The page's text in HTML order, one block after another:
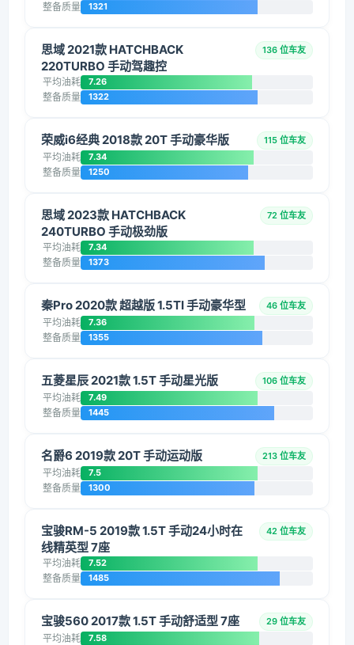
整备质量 1321
思域 2021款 HATCHBACK
220TURBO 手动驾趣控
136 位车友
平均油耗 7.26
整备质量 1322
荣威i6经典 2018款 20T 手动豪华版 115 位车友
平均油耗 7.34
整备质量 1250
思域 2023款 HATCHBACK
240TURBO 手动极劲版
72 位车友
平均油耗 7.34
整备质量 1373
秦Pro 2020款 超越版 1.5TI 手动豪华型 46 位车友
平均油耗 7.36
整备质量 1355
五菱星辰 2021款 1.5T 手动星光版 106 位车友
平均油耗 7.49
整备质量 1445
名爵6 2019款 20T 手动运动版 213 位车友
平均油耗 7.5
整备质量 1300
宝骏RM-5 2019款 1.5T 手动24小时在
线精英型 7座
42 位车友
平均油耗 7.52
整备质量 1485
宝骏560 2017款 1.5T 手动舒适型 7座 29 位车友
平均油耗 7.58